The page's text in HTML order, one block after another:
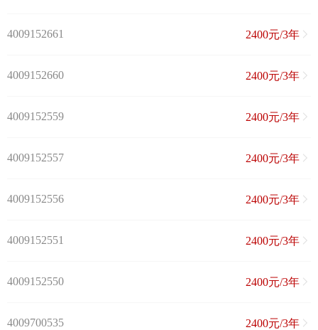
4009152661 2400元/3年
4009152660 2400元/3年
4009152559 2400元/3年
4009152557 2400元/3年
4009152556 2400元/3年
4009152551 2400元/3年
4009152550 2400元/3年
4009700535 2400元/3年